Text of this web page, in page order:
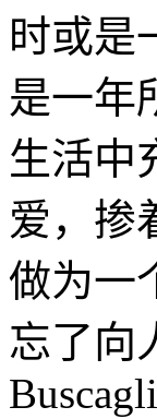
时或是
是一年
生活中
爱，掺
做为一
忘了向